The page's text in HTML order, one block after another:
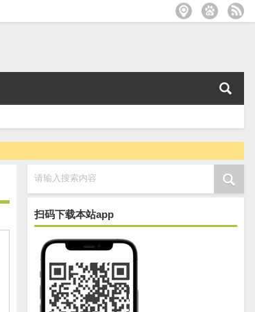
请输入搜索内容
扫码下载本站app